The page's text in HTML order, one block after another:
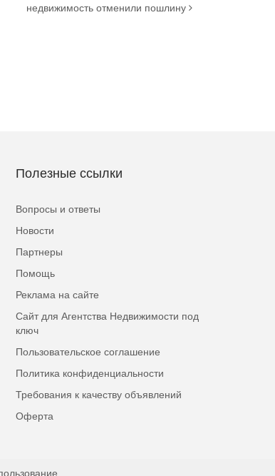
недвижимость отменили пошлину
Полезные ссылки
Вопросы и ответы
Новости
Партнеры
Помощь
Реклама на сайте
Сайт для Агентства Недвижимости под
ключ
Пользовательское соглашение
Политика конфиденциальности
Требования к качеству объявлений
Оферта